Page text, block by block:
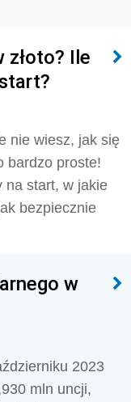
Ile
nie wiesz, jak się
bardzo proste!
na start, w jakie
bezpiecznie
w
2023
mln uncji,